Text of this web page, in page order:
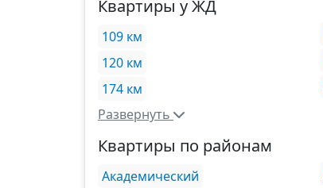
Квартиры у ЖД
109 км
120 км
174 км
Развернуть
Квартиры по районам
Академический